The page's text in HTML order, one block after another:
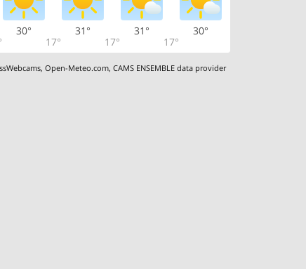
30°
17°
31°
17°
31°
17°
30°
,Open-Meteo.com,CAMS ENSEMBLE data provider